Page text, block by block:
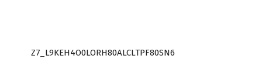
Z7_L9KEH4O0LORH80ALCLTPF80SN6